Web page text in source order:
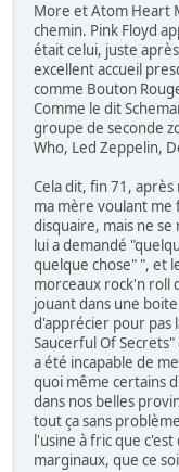
More et Atom Heart
chemin. Pink Floyd
était celui, juste
excellent accueil
comme Bouton
Comme le dit
groupe de seconde
Who, Led Zeppelin,
Cela dit, fin 71, après
ma mère voulant me
disquaire, mais ne
lui a demandé
quelque chose" ", et
morceaux rock'n roll
jouant dans une
d'apprécier pour pas
Saucerful Of
a été incapable de
quoi même certains
dans nos belles
tout ça sans
l'usine à fric que
marginaux, que ce